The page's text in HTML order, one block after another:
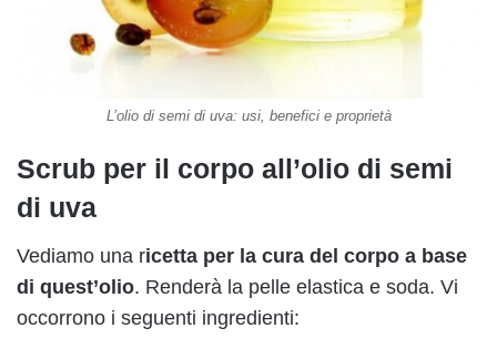
L’olio di semi di uva: usi, benefici e proprietà
Scrub per il corpo all’olio di semi
di uva
Vediamo una ricetta per la cura del corpo a base
di quest’olio. Renderà la pelle elastica e soda. Vi
occorrono i seguenti ingredienti: